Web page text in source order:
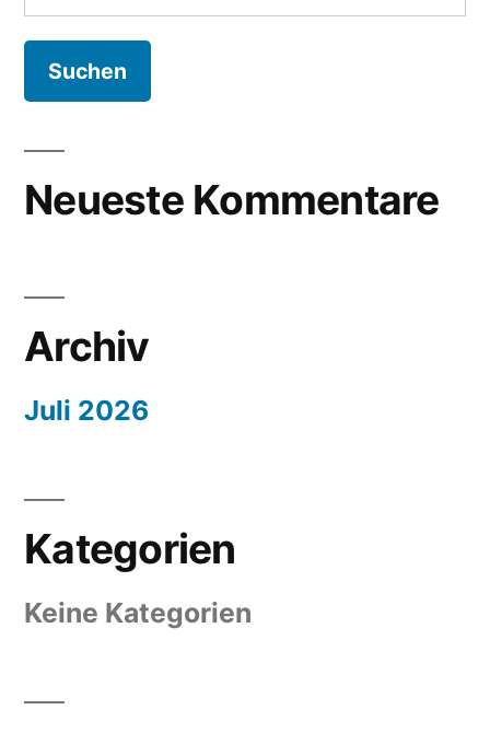
nach:
Neueste Kommentare
Archiv
Juli 2026
Kategorien
Keine Kategorien